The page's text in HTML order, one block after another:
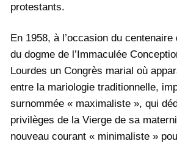
protestants.
En 1958, à l’occasion du
du dogme de l’Immaculée
Lourdes un Congrès marial où
entre la mariologie traditionnelle,
surnommée « maximaliste », qui
privilèges de la Vierge de sa
nouveau courant « minimaliste »